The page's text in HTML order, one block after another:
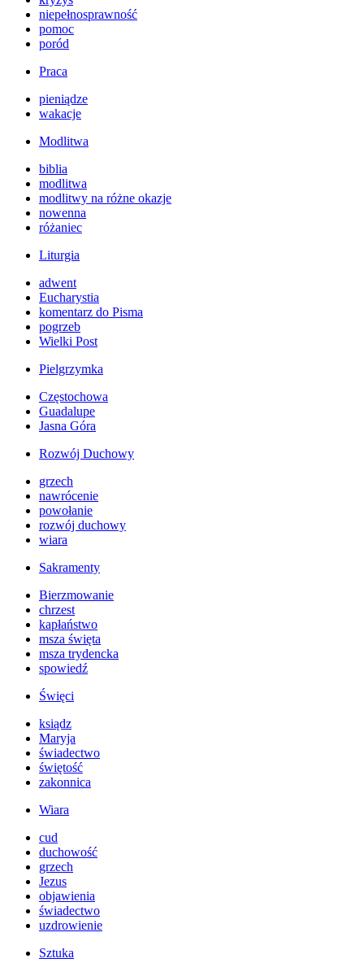
niepełnosprawność
pomoc
poród
Praca
pieniądze
wakacje
Modlitwa
biblia
modlitwa
modlitwy na różne okazje
nowenna
różaniec
Liturgia
adwent
Eucharystia
komentarz do Pisma
pogrzeb
Wielki Post
Pielgrzymka
Częstochowa
Guadalupe
Jasna Góra
Rozwój Duchowy
grzech
nawrócenie
powołanie
rozwój duchowy
wiara
Sakramenty
Bierzmowanie
chrzest
kapłaństwo
msza święta
msza trydencka
spowiedź
Święci
ksiądz
Maryja
świadectwo
świętość
zakonnica
Wiara
cud
duchowość
grzech
Jezus
objawienia
świadectwo
uzdrowienie
Sztuka